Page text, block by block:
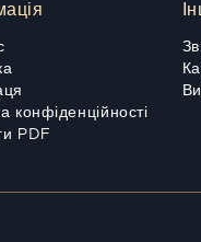
конфіденційності
PDF